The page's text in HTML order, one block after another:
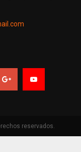
reservados.